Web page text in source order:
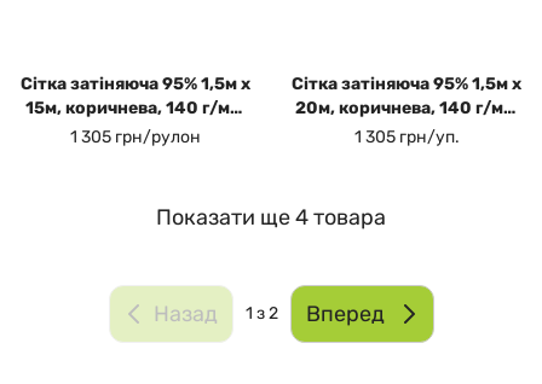
Сітка затіняюча 95% 1,5м х
15м, коричнева, 140 г/м2,
Biotol
1 305 грн/рулон
Сітка затіняюча 95% 1,5м х
20м, коричнева, 140 г/м2,
Biotol
1 305 грн/уп.
Показати ще 4 товара
Назад 1 з 2 Вперед